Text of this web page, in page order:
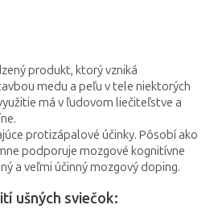
produkt, ktorý vzniká
medu a peľu v tele niektorých
má v ľudovom liečiteľstve a
protizápalové účinky. Pôsobí ako
podporuje mozgové kognitívne
a veľmi účinný mozgový doping.
ušných sviečok: